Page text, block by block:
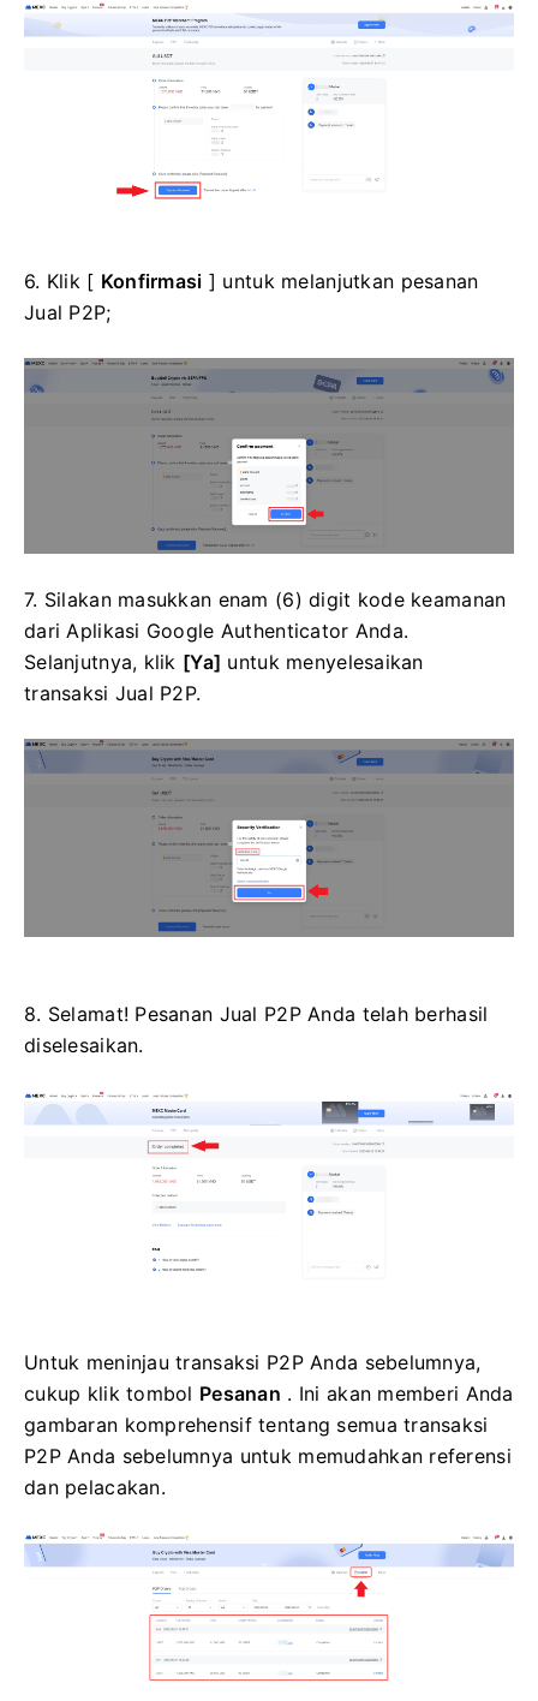
6. Klik [ Konfirmasi ] untuk melanjutkan pesanan
Jual P2P;
7. Silakan masukkan enam (6) digit kode keamanan
dari Aplikasi Google Authenticator Anda.
Selanjutnya, klik [Ya] untuk menyelesaikan
transaksi Jual P2P.
8. Selamat! Pesanan Jual P2P Anda telah berhasil
diselesaikan.
Untuk meninjau transaksi P2P Anda sebelumnya,
cukup klik tombol Pesanan . Ini akan memberi Anda
gambaran komprehensif tentang semua transaksi
P2P Anda sebelumnya untuk memudahkan referensi
dan pelacakan.